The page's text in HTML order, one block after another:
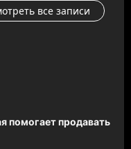
все записи
помогает продавать